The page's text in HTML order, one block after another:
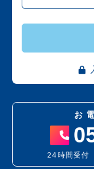
お
24時間受付